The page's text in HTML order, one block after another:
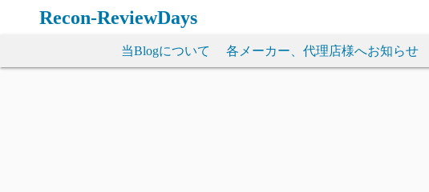
ン
Recon-ReviewDays
当Blogについて 各メーカー、代理店様へお知らせ